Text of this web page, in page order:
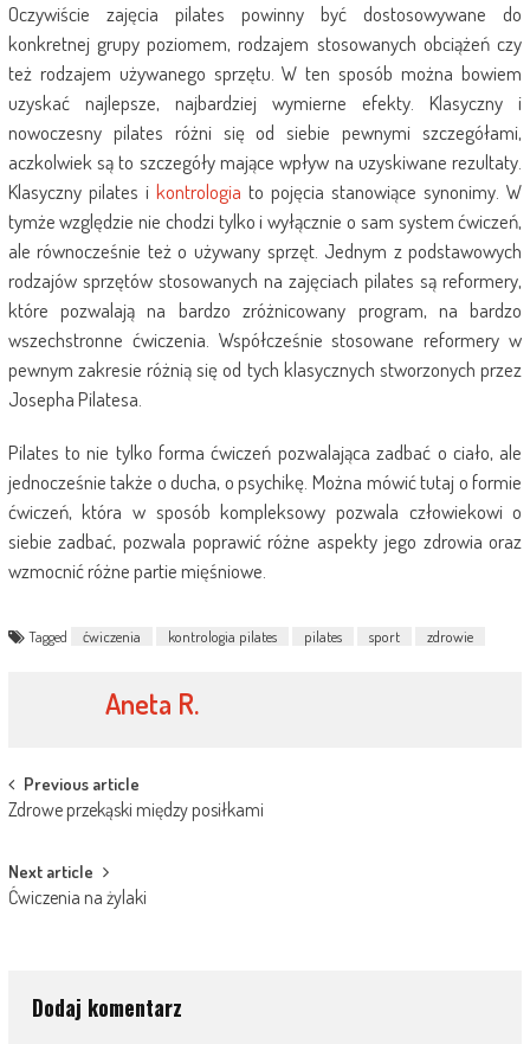
Oczywiście zajęcia pilates powinny być dostosowywane do
konkretnej grupy poziomem, rodzajem stosowanych obciążeń czy
też rodzajem używanego sprzętu. W ten sposób można bowiem
uzyskać najlepsze, najbardziej wymierne efekty. Klasyczny i
nowoczesny pilates różni się od siebie pewnymi szczegółami,
aczkolwiek są to szczegóły mające wpływ na uzyskiwane rezultaty.
Klasyczny pilates i kontrologia to pojęcia stanowiące synonimy. W
tymże względzie nie chodzi tylko i wyłącznie o sam system ćwiczeń,
ale równocześnie też o używany sprzęt. Jednym z podstawowych
rodzajów sprzętów stosowanych na zajęciach pilates są reformery,
które pozwalają na bardzo zróżnicowany program, na bardzo
wszechstronne ćwiczenia. Współcześnie stosowane reformery w
pewnym zakresie różnią się od tych klasycznych stworzonych przez
Josepha Pilatesa.
Pilates to nie tylko forma ćwiczeń pozwalająca zadbać o ciało, ale
jednocześnie także o ducha, o psychikę. Można mówić tutaj o formie
ćwiczeń, która w sposób kompleksowy pozwala człowiekowi o
siebie zadbać, pozwala poprawić różne aspekty jego zdrowia oraz
wzmocnić różne partie mięśniowe.
Tagged ćwiczenia kontrologia pilates pilates sport zdrowie
Aneta R.
Post
navigation
Previous article
Zdrowe przekąski między posiłkami
Next article
Ćwiczenia na żylaki
Dodaj komentarz